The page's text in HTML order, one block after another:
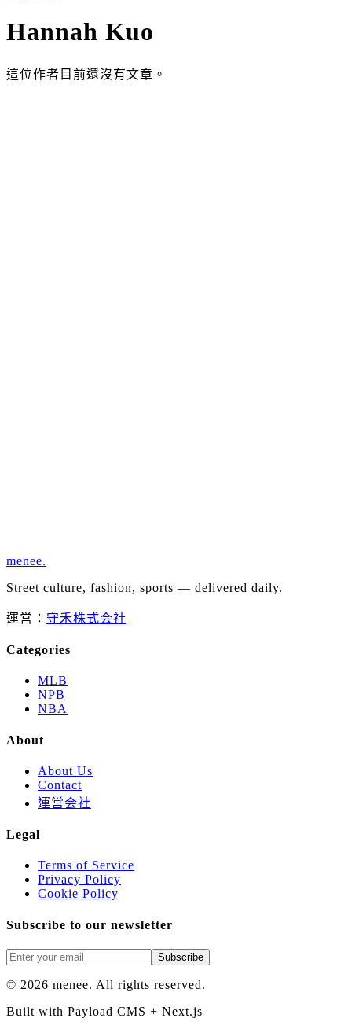
Hannah Kuo
這位作者目前還沒有文章。
menee.
Street culture, fashion, sports — delivered daily.
運営： 守禾株式会社
Categories
MLB
NPB
NBA
About
About Us
Contact
運営会社
Legal
Terms of Service
Privacy Policy
Cookie Policy
Subscribe to our newsletter
Subscribe
© 2026 menee. All rights reserved.
Built with Payload CMS + Next.js